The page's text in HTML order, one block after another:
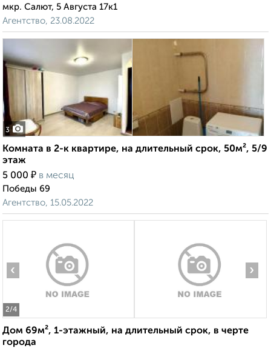
мкр. Салют, 5 Августа 17к1
Агентство, 23.08.2022
3
Комната в 2-к квартире, на длительный срок, 50м², 5/9
этаж
5 000 ₽ в месяц
Победы 69
Агентство, 15.05.2022
2/4
‹ ›
Дом 69м², 1-этажный, на длительный срок, в черте
города